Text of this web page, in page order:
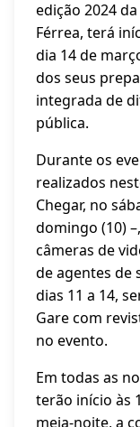
edição 2024
Férrea, terá
dia 14 de
dos seus
integrada de
pública.
Durante os
realizados
Chegar, no
domingo (10)
câmeras de
de agentes de
dias 11 a 14,
Gare com
no evento.
Em todas as
terão início às
meia-noite, a